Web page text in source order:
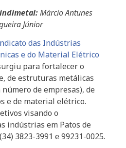
Márcio Antunes
Júnior
das Indústrias
e do Material Elétrico
para fortalecer o
de estruturas metálicas
de empresas), de
e de material elétrico.
visando o
indústrias em Patos de
3823-3991 e 99231-0025.